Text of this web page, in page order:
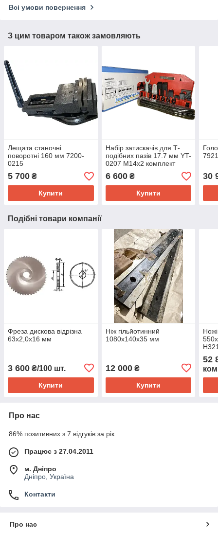
Всі умови повернення
З цим товаром також замовляють
Лещата станочні
поворотні 160 мм 7200-
0215
5 700 ₴
Купити
Набір затискачів для Т-
подібних пазів 17.7 мм YT-
0207 М14х2 комплект
прихватів для верстатів
6 600₴
Купити
30
Подібні товари компанії
Фреза дискова відрізна
63х2,0х16 мм
3 600 ₴/100 шт.
Купити
Ніж гільйотинний
1080х140х35 мм
12 000₴
Купити
52
Про нас
86% позитивних з 7 відгуків за рік
Працює з 27.04.2011
м. Дніпро
Дніпро, Україна
Контакти
Про нас